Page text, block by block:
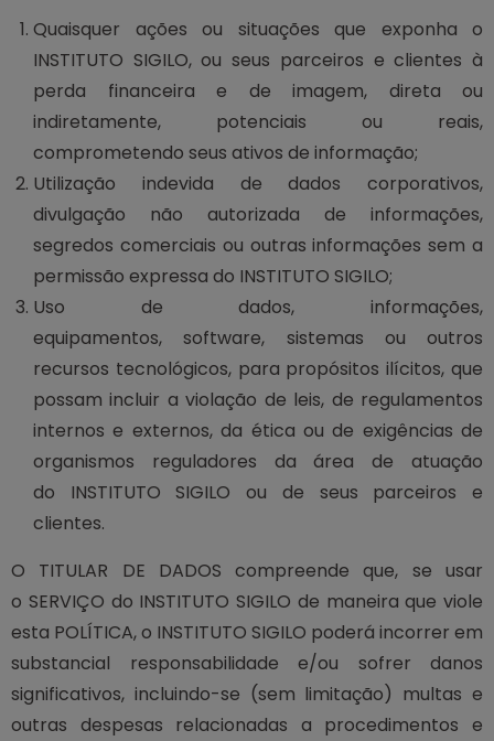
Quaisquer ações ou situações que exponha o
INSTITUTO SIGILO, ou seus parceiros e clientes à
perda financeira e de imagem, direta ou
indiretamente, potenciais ou reais,
comprometendo seus ativos de informação;
Utilização indevida de dados corporativos,
divulgação não autorizada de informações,
segredos comerciais ou outras informações sem a
permissão expressa do INSTITUTO SIGILO;
Uso de dados, informações,
equipamentos, software, sistemas ou outros
recursos tecnológicos, para propósitos ilícitos, que
possam incluir a violação de leis, de regulamentos
internos e externos, da ética ou de exigências de
organismos reguladores da área de atuação
do INSTITUTO SIGILO ou de seus parceiros e
clientes.
O TITULAR DE DADOS compreende que, se usar
o SERVIÇO do INSTITUTO SIGILO de maneira que viole
esta POLÍTICA, o INSTITUTO SIGILO poderá incorrer em
substancial responsabilidade e/ou sofrer danos
significativos, incluindo-se (sem limitação) multas e
outras despesas relacionadas a procedimentos e